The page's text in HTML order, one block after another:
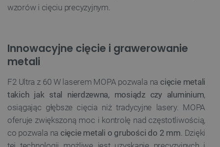
wzorów i cięciu precyzyjnym.
Innowacyjne cięcie i grawerowanie
metali
F2 Ultra z 60 W laserem MOPA pozwala na cięcie metali
takich jak stal nierdzewna, mosiądz czy aluminium,
osiągając głębsze cięcia niż tradycyjne lasery. MOPA
oferuje zwiększoną moc i kontrolę nad częstotliwością,
co pozwala na cięcie metali o grubości do 2 mm . Dzięki